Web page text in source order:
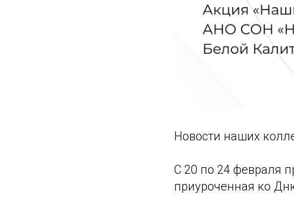
Новости наших
С 20 по 24 февраля
приуроченная ко